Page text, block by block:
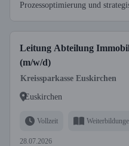
Prozessoptimierung und
Leitung Abteilung
(m/w/d)
Kreissparkasse Euskirchen
Euskirchen
Vollzeit
28.07.2026